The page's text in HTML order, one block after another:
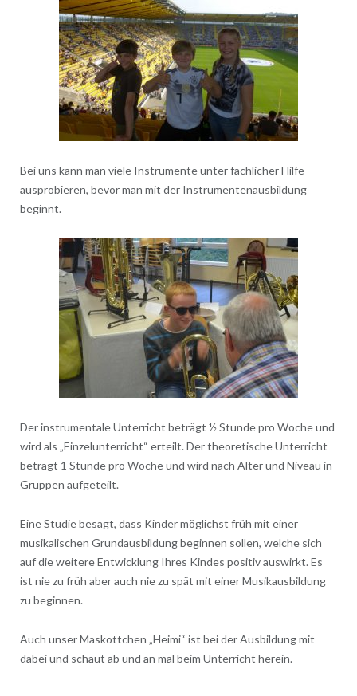
Bei uns kann man viele Instrumente unter fachlicher Hilfe
ausprobieren, bevor man mit der Instrumentenausbildung
beginnt.
Der instrumentale Unterricht beträgt ½ Stunde pro Woche und
wird als „Einzelunterricht“ erteilt. Der theoretische Unterricht
beträgt 1 Stunde pro Woche und wird nach Alter und Niveau in
Gruppen aufgeteilt.
Eine Studie besagt, dass Kinder möglichst früh mit einer
musikalischen Grundausbildung beginnen sollen, welche sich
auf die weitere Entwicklung Ihres Kindes positiv auswirkt. Es
ist nie zu früh aber auch nie zu spät mit einer Musikausbildung
zu beginnen.
Auch unser Maskottchen „Heimi“ ist bei der Ausbildung mit
dabei und schaut ab und an mal beim Unterricht herein.